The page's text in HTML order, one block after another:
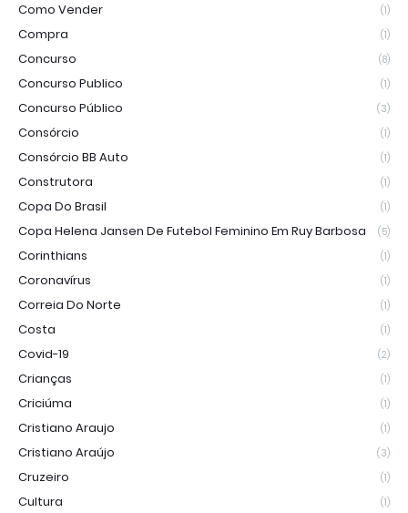
Como Vender (1)
Compra (1)
Concurso (8)
Concurso Publico (1)
Concurso Público (3)
Consórcio (1)
Consórcio BB Auto (1)
Construtora (1)
Copa Do Brasil (1)
Copa Helena Jansen De Futebol Feminino Em Ruy Barbosa (5)
Corinthians (1)
Coronavírus (1)
Correia Do Norte (1)
Costa (1)
Covid-19 (2)
Crianças (1)
Criciúma (1)
Cristiano Araujo (1)
Cristiano Araújo (3)
Cruzeiro (1)
Cultura (1)